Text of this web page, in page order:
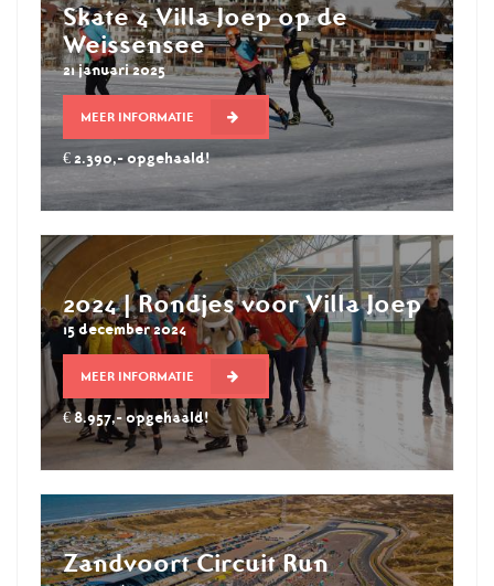
Skate 4 Villa Joep op de
Weissensee
21 januari 2025
MEER INFORMATIE
€ 2.390,- opgehaald!
2024 | Rondjes voor Villa Joep
15 december 2024
MEER INFORMATIE
€ 8.957,- opgehaald!
Zandvoort Circuit Run